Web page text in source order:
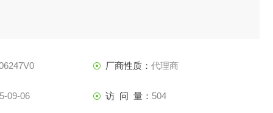
厂商性质： 代理商
09-06 访 问 量： 504